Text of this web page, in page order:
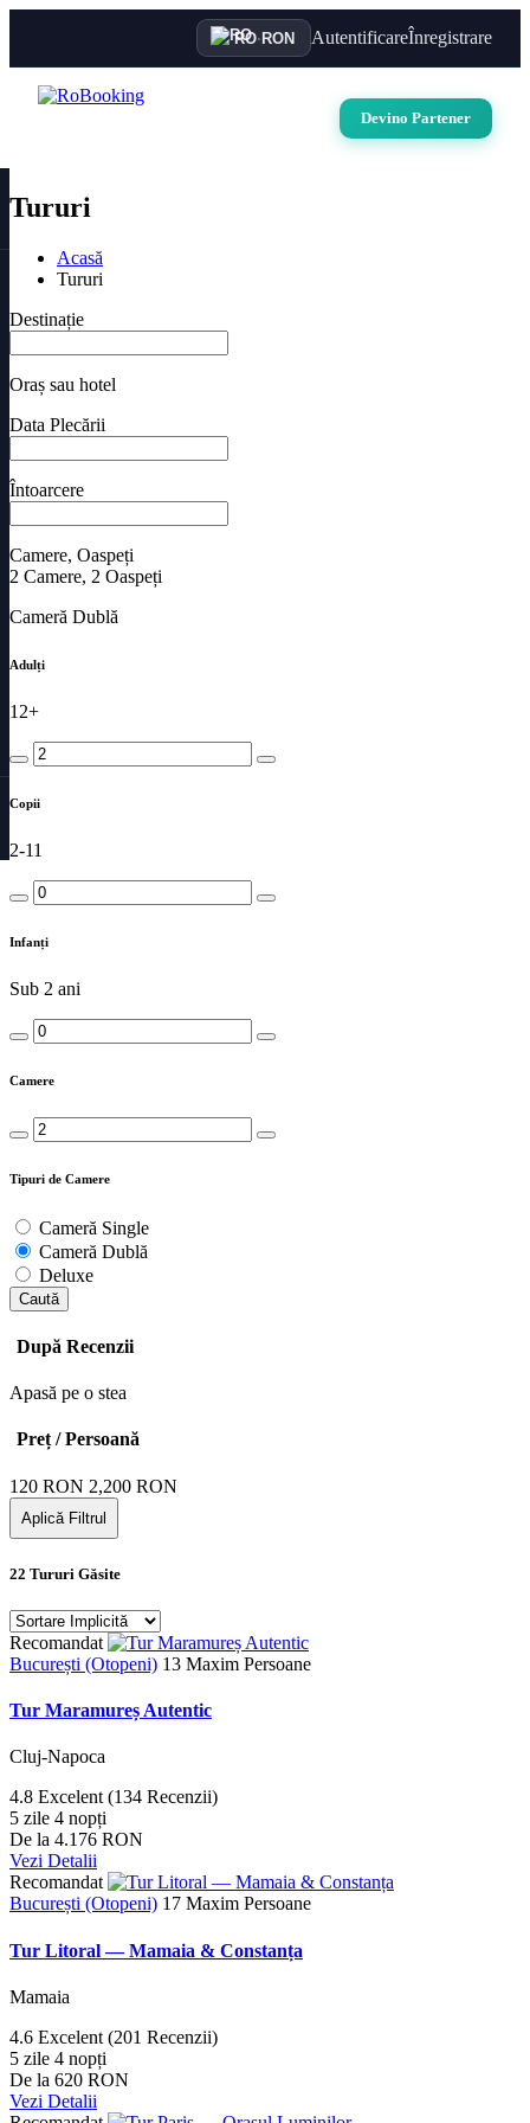
RO·RON AutentificareÎnregistrare
Devino Partener
Tururi
Acasă
Tururi
Destinație
Oraș sau hotel
Data Plecării
Întoarcere
Camere, Oaspeți
2 Camere, 2 Oaspeți
Cameră Dublă
Adulți
12+
Copii
2-11
Infanți
Sub 2 ani
Camere
Tipuri de Camere
Cameră Single
Cameră Dublă
Deluxe
Caută
După Recenzii
Apasă pe o stea
Preț / Persoană
120 RON 2,200 RON
Aplică Filtrul
22 Tururi Găsite
Recomandat
București (Otopeni) 13 Maxim Persoane
Tur Maramureș Autentic
Cluj-Napoca
4.8 Excelent(134 Recenzii)
5 zile 4 nopți
De la 4.176 RON
Vezi Detalii
Recomandat
București (Otopeni) 17 Maxim Persoane
Tur Litoral — Mamaia & Constanța
Mamaia
4.6 Excelent (201 Recenzii)
5 zile 4 nopți
De la 620 RON
Vezi Detalii